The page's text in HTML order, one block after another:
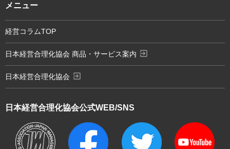
日本経営合理化協会公式WEB/SNS
メニュー
経営コラムTOP
日本経営合理化協会 商品・サービス案内 exit_to_app
日本経営合理化協会 exit_to_app